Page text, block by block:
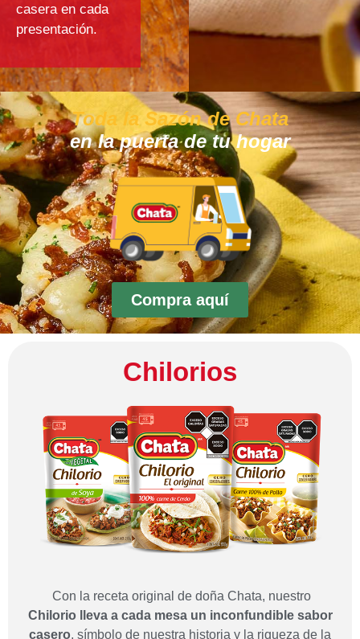
casera en cada
presentación.
Toda la Sazón de Chata
en la puerta de tu hogar
Compra aquí
Chilorios
Con la receta original de doña Chata, nuestro
Chilorio lleva a cada mesa un inconfundible sabor
casero, símbolo de nuestra historia y la riqueza de la